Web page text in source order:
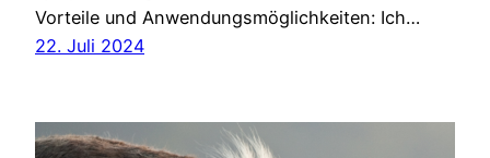
Vorteile und Anwendungsmöglichkeiten: Ich…
22. Juli 2024